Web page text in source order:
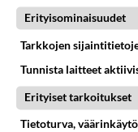
05.08.2026 03:21
Anteeksi arkuuteni
Erityisominaisuudet
Tarkkojen
Tunnista laitteet
Erityiset tarkoitukset
Tietoturva,